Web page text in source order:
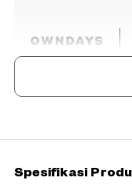
Norma Baru,
Spesifikasi